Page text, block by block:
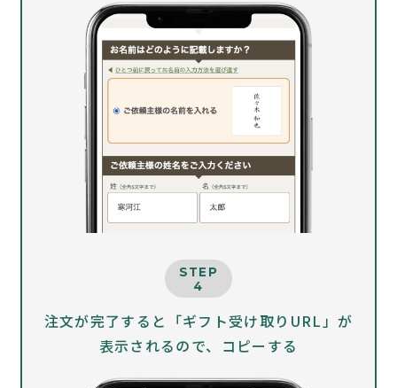
STEP
4
注文が完了すると「ギフト受け取りURL」が
表示されるので、コピーする